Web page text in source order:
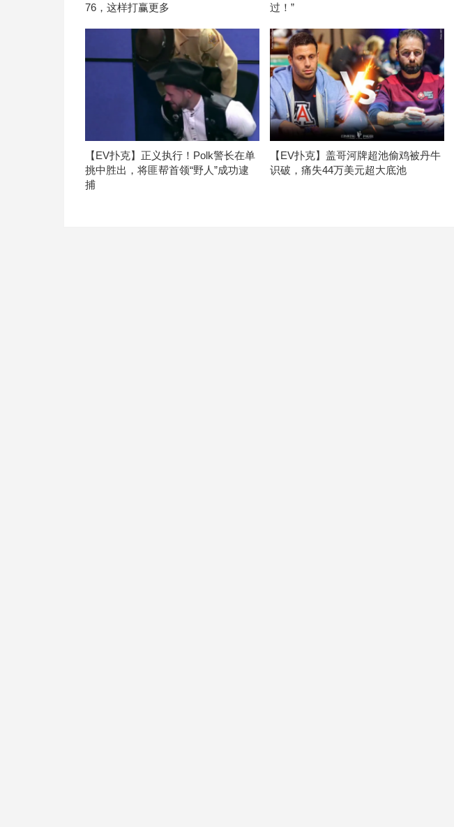
76，这样打赢更多
过！”
【EV扑克】正义执行！Polk警长在单
挑中胜出，将匪帮首领“野人”成功逮
捕
【EV扑克】盖哥河牌超池偷鸡被丹牛
识破，痛失44万美元超大底池